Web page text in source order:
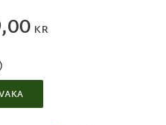
KR
till i favoriter